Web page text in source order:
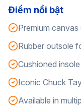
Điểm nổi bật
Premium canvas
Rubber outsole
Cushioned
Iconic Chuck
Available in